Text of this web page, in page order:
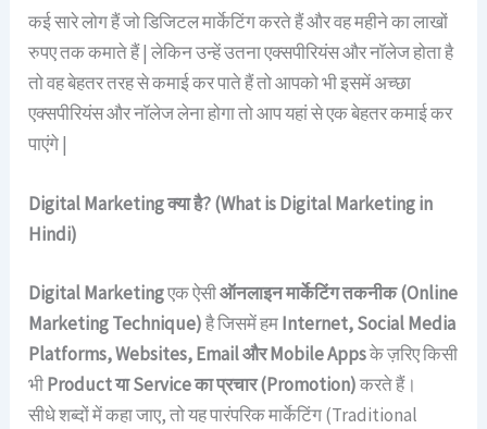
कई सारे लोग हैं जो डिजिटल मार्केटिंग करते हैं और वह महीने का लाखों
रुपए तक कमाते हैं | लेकिन उन्हें उतना एक्सपीरियंस और नॉलेज होता है
तो वह बेहतर तरह से कमाई कर पाते हैं तो आपको भी इसमें अच्छा
एक्सपीरियंस और नॉलेज लेना होगा तो आप यहां से एक बेहतर कमाई कर
पाएंगे |
Digital Marketing क्या है? (What is Digital Marketing in
Hindi)
Digital Marketingएक ऐसीऑनलाइन मार्केटिंग तकनीक (Online
Marketing Technique)है जिसमें हमInternet, Social Media
Platforms, Websites, Email और Mobile Appsके ज़रिए किसी
भीProduct या Service का प्रचार (Promotion)करते हैं।
सीधे शब्दों में कहा जाए, तो यह पारंपरिक मार्केटिंग (Traditional